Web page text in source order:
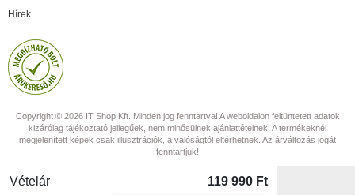
Hírek
Copyright © 2026 IT Shop Kft. Minden jog fenntartva! A weboldalon feltüntetett adatok
kizárólag tájékoztató jellegűek, nem minősülnek ajánlattételnek. A termékeknél
megjelenített képek csak illusztrációk, a valóságtól eltérhetnek. Az árváltozás jogát
fenntartjuk!